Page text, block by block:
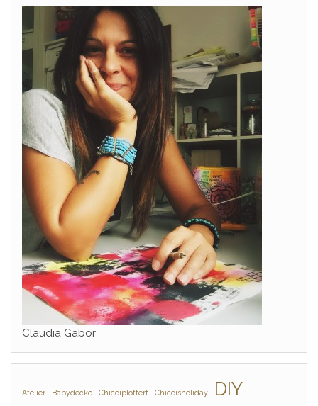
Claudia Gabor
Atelier Babydecke Chicciplottert Chiccisholiday DIY